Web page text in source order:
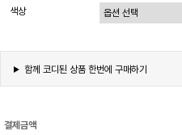
색상
함께 코디된 상품 한번에 구매하기
결제금액